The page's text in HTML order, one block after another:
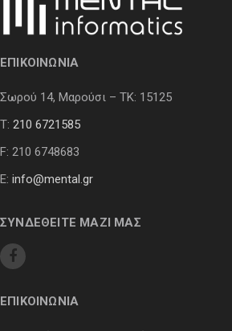
ΕΠΙΚΟΙΝΩΝΙΑ
Σωρού 14, Μαρούσι – ΤΚ: 15125
Τ: 210 6721585
F: 210 6748683
E: info@mental.gr
ΣΥΝΔΕΘΕΙΤΕ ΜΑΖΙ ΜΑΣ
ΕΠΙΚΟΙΝΩΝΙΑ